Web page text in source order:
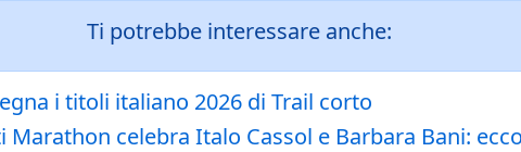
Ti potrebbe interessare anche:
i titoli italiano 2026 di Trail corto
celebra Italo Cassol e Barbara Bani: